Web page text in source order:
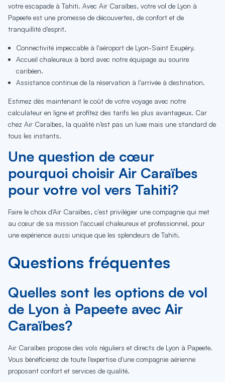
votre escapade à Tahiti. Avec Air Caraïbes, votre vol de Lyon à
Papeete est une promesse de découvertes, de confort et de
tranquillité d'esprit.
Connectivité impeccable à l'aéroport de Lyon-Saint Exupéry.
Accueil chaleureux à bord avec notre équipage au sourire
caribéen.
Assistance continue de la réservation à l'arrivée à destination.
Estimez dès maintenant le coût de votre voyage avec notre
calculateur en ligne et profitez des tarifs les plus avantageux. Car
chez Air Caraïbes, la qualité n’est pas un luxe mais une standard de
tous les instants.
Une question de cœur
pourquoi choisir Air Caraïbes
pour votre vol vers Tahiti?
Faire le choix d'Air Caraïbes, c'est privilégier une compagnie qui met
au cœur de sa mission l'accueil chaleureux et professionnel, pour
une expérience aussi unique que les splendeurs de Tahiti.
Questions fréquentes
Quelles sont les options de vol
de Lyon à Papeete avec Air
Caraïbes?
Air Caraïbes propose des vols réguliers et directs de Lyon à Papeete.
Vous bénéficierez de toute l'expertise d'une compagnie aérienne
proposant confort et services de qualité.